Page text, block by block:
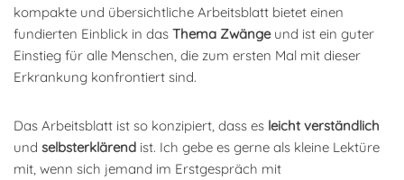
kompakte und übersichtliche Arbeitsblatt bietet einen
fundierten Einblick in das Thema Zwängeund ist ein guter
Einstieg für alle Menschen, die zum ersten Mal mit dieser
Erkrankung konfrontiert sind.
Das Arbeitsblatt ist so konzipiert, dass es leicht verständlich
und selbsterklärend ist. Ich gebe es gerne als kleine Lektüre
mit, wenn sich jemand im Erstgespräch mit